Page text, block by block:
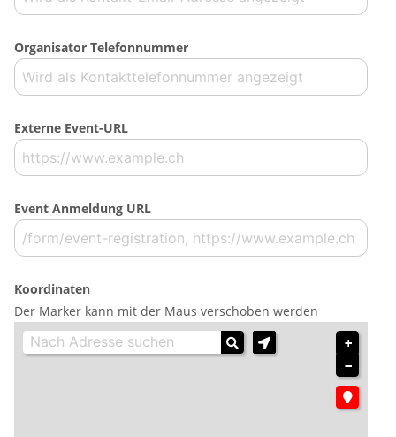
Organisator Telefonnummer
Externe Event-URL
Event Anmeldung URL
Koordinaten
Der Marker kann mit der Maus verschoben werden
+
−